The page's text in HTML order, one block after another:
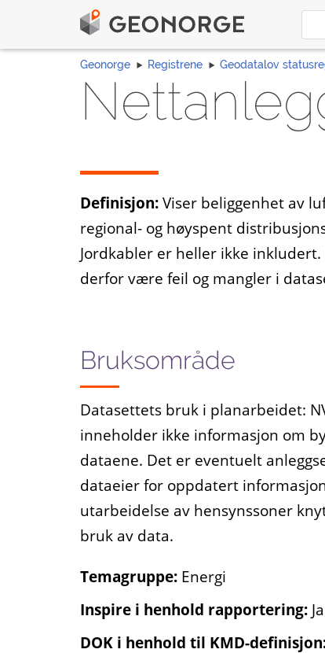
Geonorge Registrene Geodatalov
Definisjon: Viser beliggenhet av
regional- og høyspent
Jordkabler er heller ikke
derfor være feil og mangler i
Bruksområde
Datasettets bruk i planarbeidet:
inneholder ikke informasjon om
dataene. Det er eventuelt
dataeier for oppdatert
utarbeidelse av hensynssoner
bruk av data.
Temagruppe: Energi
Inspire i henhold rapportering: Ja
DOK i henhold til KMD-